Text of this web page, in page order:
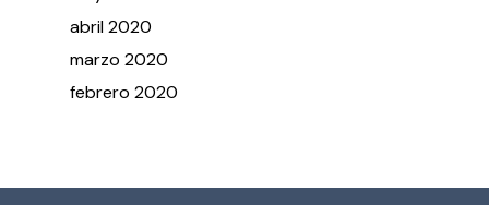
abril2020
marzo2020
febrero2020